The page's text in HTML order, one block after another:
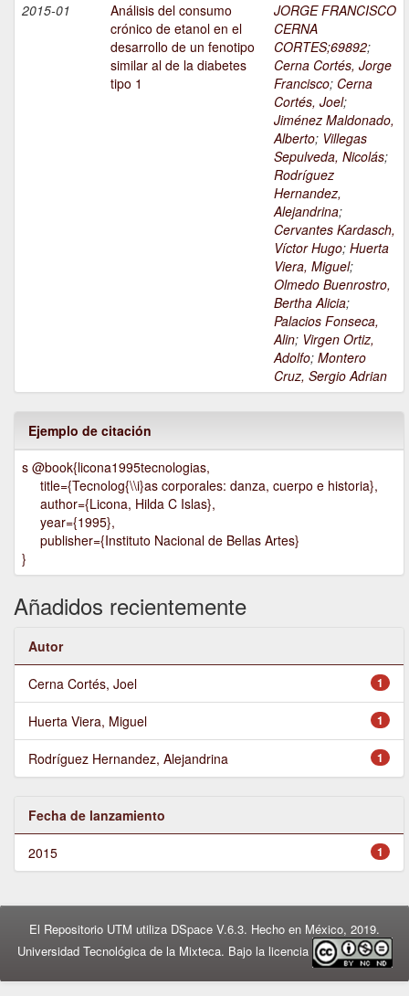
2015-01
Análisis del consumo
crónico de etanol en el
desarrollo de un fenotipo
similar al de la diabetes
tipo 1
JORGE FRANCISCO
CERNA
CORTES;69892;
Cerna Cortés, Jorge
Francisco; Cerna
Cortés, Joel;
Jiménez Maldonado,
Alberto; Villegas
Sepulveda, Nicolás;
Rodríguez
Hernandez,
Alejandrina;
Cervantes Kardasch,
Víctor Hugo; Huerta
Viera, Miguel;
Olmedo Buenrostro,
Bertha Alicia;
Palacios Fonseca,
Alin; Virgen Ortiz,
Adolfo; Montero
Cruz, Sergio Adrian
Ejemplo de citación
s @book{licona1995tecnologias,
title={Tecnolog{\\i}as corporales: danza, cuerpo e historia},
author={Licona, Hilda C Islas},
year={1995},
publisher={Instituto Nacional de Bellas Artes}
}
Añadidos recientemente
Autor
1
Cerna Cortés, Joel
1
Huerta Viera, Miguel
1
Rodríguez Hernandez, Alejandrina
Fecha de lanzamiento
1
2015
El Repositorio UTM utiliza DSpace V.6.3. Hecho en México, 2019.
Universidad Tecnológica de la Mixteca. Bajo la licencia